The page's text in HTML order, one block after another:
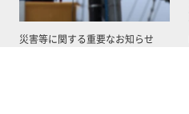
災害等に関する重要なお知らせ